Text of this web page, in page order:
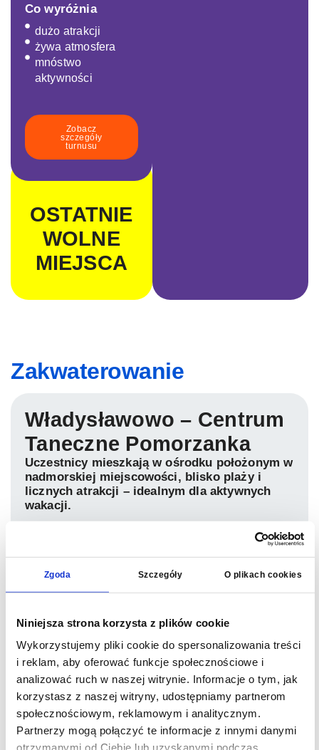
Zgoda Szczegóły O plikach cookies
Niniejsza strona korzysta z plików cookie
Wykorzystujemy pliki cookie do spersonalizowania treści
i reklam, aby oferować funkcje społecznościowe i
analizować ruch w naszej witrynie. Informacje o tym, jak
korzystasz z naszej witryny, udostępniamy partnerom
społecznościowym, reklamowym i analitycznym.
Partnerzy mogą połączyć te informacje z innymi danymi
Co wyróżnia
dużo atrakcji
żywa atmosfera
mnóstwo
aktywności
Zobacz
szczegóły
turnusu
OSTATNIE
WOLNE
MIEJSCA
Zakwaterowanie
Władysławowo – Centrum
Taneczne Pomorzanka
Uczestnicy mieszkają w ośrodku położonym w
nadmorskiej miejscowości, blisko plaży i
licznych atrakcji – idealnym dla aktywnych
wakacji.
Ośrodek, w którym mieszkają uczestnicy obozu
Komfortowy pokój uczestników
Przestrzeń do odpoczynku i wspólnego czasu
Nowoczesna sala do zajęć i aktywności
Basen dostępny dla uczestników
ośrodku przystosowanym do pobytów dzieci i
młodzieży. Lokalizacja sprzyja aktywnemu
wypoczynkowi oraz korzystaniu z uroków
nadmorskiego kurortu.
przestrzenie wspólne do integracji
bezpieczna lokalizacja w nadmorskim kurorcie
idealne miejsce dla aktywnych dzieci
Zobacz, gdzie będą mieszkać dzieci